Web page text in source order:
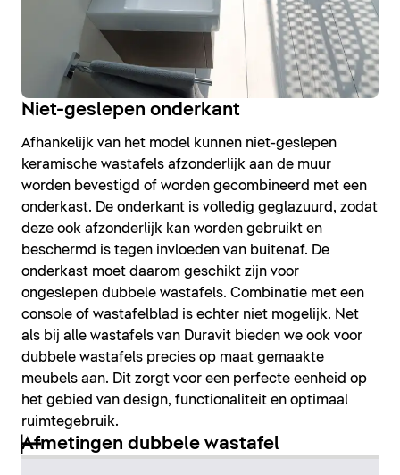
Niet-geslepen onderkant
Afhankelijk van het model kunnen niet-geslepen
keramische wastafels afzonderlijk aan de muur
worden bevestigd of worden gecombineerd met een
onderkast. De onderkant is volledig geglazuurd, zodat
deze ook afzonderlijk kan worden gebruikt en
beschermd is tegen invloeden van buitenaf. De
onderkast moet daarom geschikt zijn voor
ongeslepen dubbele wastafels. Combinatie met een
console of wastafelblad is echter niet mogelijk. Net
als bij alle wastafels van Duravit bieden we ook voor
dubbele wastafels precies op maat gemaakte
meubels aan. Dit zorgt voor een perfecte eenheid op
het gebied van design, functionaliteit en optimaal
ruimtegebruik.
Afmetingen dubbele wastafel